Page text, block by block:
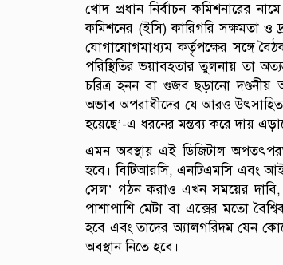
খোদ প্রধান নির্বাচন কমিশনারের
কমিশনের (ইসি) কারিগরি সক্ষমতা ও
যোগাযোগমাধ্যম কর্তৃপক্ষের সঙ্গে
পরিস্থিতির ভয়াবহতার তুলনায় তা
চরিত্র হনন বা গুজব ছড়ানো দণ্ডনীয়
অভাব অপরাধীদের যে আরও উৎসাহিত
হয়েছে’-এ ধরনের মন্তব্য করে দায়
এমন অবস্থায় এই ডিজিটাল
হবে। বিটিআরসি, এনটিএমসি এবং
সেল’ গঠন করাও এখন সময়ের দাবি,
পাশাপাশি মেটা বা এক্সের মতো
হবে এবং তাদের অ্যালগরিদম যেন
অবস্থান নিতে হবে।